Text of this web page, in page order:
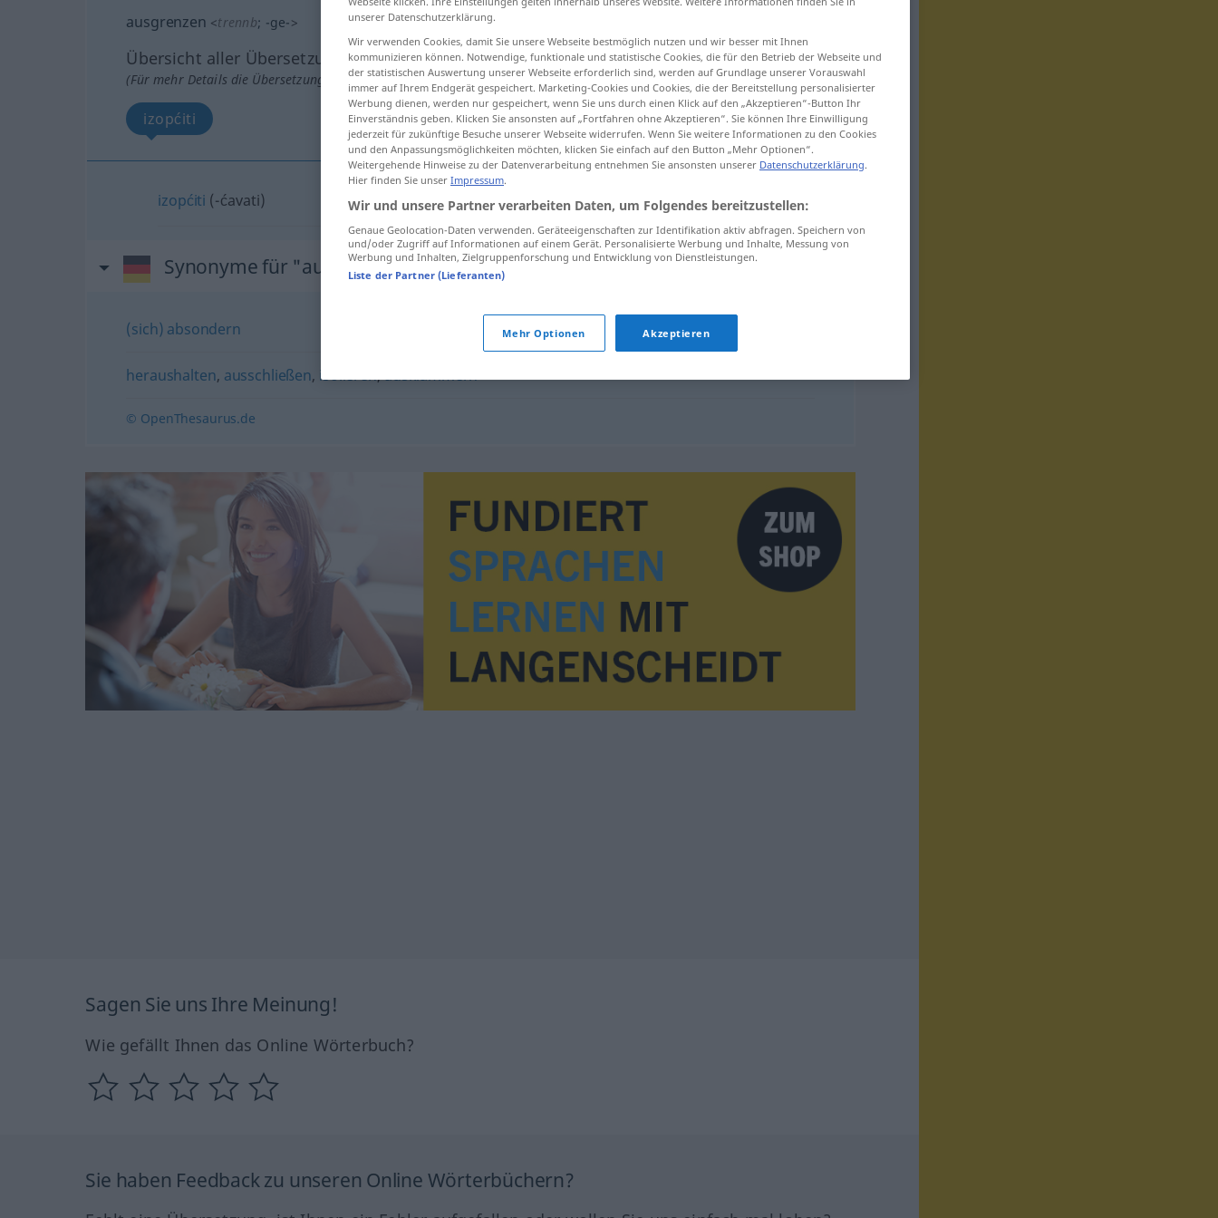
ausgrenzen <trennb; -ge->
Übersicht aller Übersetzungen
(Für mehr Details die Übersetzung anklicken/antippen)
izopćiti
izopćiti (-ćavati) ausgrenzen
Synonyme für "ausgrenzen"
(sich) absondern
heraushalten, ausschließen, isolieren,ausklammern
© OpenThesaurus.de
Sagen Sie uns Ihre Meinung!
Wie gefällt Ihnen das Online Wörterbuch?
Sie haben Feedback zu unseren Online Wörterbüchern?
unserer Datenschutzerklärung.
Wir verwenden Cookies, damit Sie unsere Webseite bestmöglich nutzen und wir besser mit Ihnen
kommunizieren können. Notwendige, funktionale und statistische Cookies, die für den Betrieb der Webseite und
der statistischen Auswertung unserer Webseite erforderlich sind, werden auf Grundlage unserer Vorauswahl
immer auf Ihrem Endgerät gespeichert. Marketing-Cookies und Cookies, die der Bereitstellung personalisierter
Werbung dienen, werden nur gespeichert, wenn Sie uns durch einen Klick auf den „Akzeptieren“-Button Ihr
Einverständnis geben. Klicken Sie ansonsten auf „Fortfahren ohne Akzeptieren“. Sie können Ihre Einwilligung
jederzeit für zukünftige Besuche unserer Webseite widerrufen. Wenn Sie weitere Informationen zu den Cookies
und den Anpassungsmöglichkeiten möchten, klicken Sie einfach auf den Button „Mehr Optionen“.
Weitergehende Hinweise zu der Datenverarbeitung entnehmen Sie ansonsten unserer Datenschutzerklärung.
Hier finden Sie unser Impressum.
Wir und unsere Partner verarbeiten Daten, um Folgendes bereitzustellen:
Genaue Geolocation-Daten verwenden. Geräteeigenschaften zur Identifikation aktiv abfragen. Speichern von
und/oder Zugriff auf Informationen auf einem Gerät. Personalisierte Werbung und Inhalte, Messung von
Werbung und Inhalten, Zielgruppenforschung und Entwicklung von Dienstleistungen.
Liste der Partner (Lieferanten)
Mehr Optionen Akzeptieren